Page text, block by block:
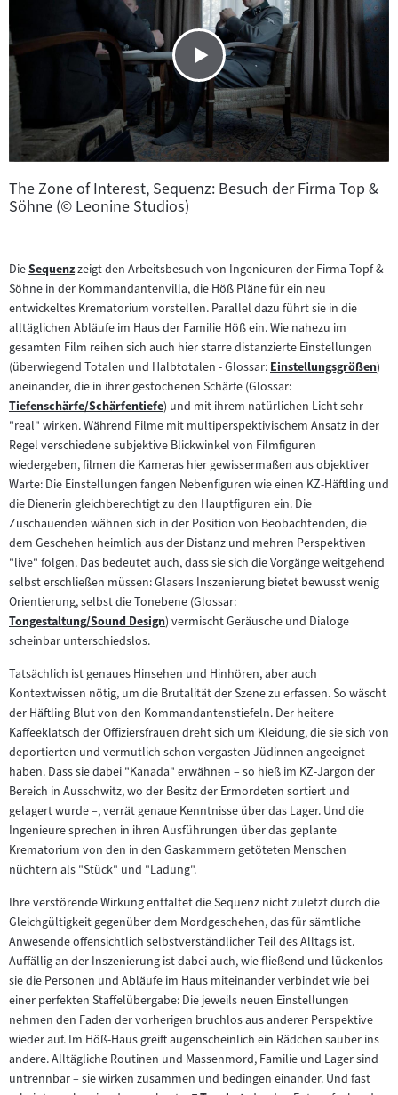
The Zone of Interest, Sequenz: Besuch der Firma Top &
Söhne (© Leonine Studios)
DieZum
Inhalt:
Sequenzzeigt den Arbeitsbesuch von Ingenieuren der Firma Topf &
Söhne in der Kommandantenvilla, die Höß Pläne für ein neu
entwickeltes Krematorium vorstellen. Parallel dazu führt sie in die
alltäglichen Abläufe im Haus der Familie Höß ein. Wie nahezu im
gesamten Film reihen sich auch hier starre distanzierte Einstellungen
(überwiegend Totalen und Halbtotalen - Glossar:Zum
Inhalt:
Einstellungsgrößen)
aneinander, die in ihrer gestochenen Schärfe (Glossar:
Zum
Inhalt:
Tiefenschärfe/Schärfentiefe) und mit ihrem natürlichen Licht sehr
"real" wirken. Während Filme mit multiperspektivischem Ansatz in der
Regel verschiedene subjektive Blickwinkel von Filmfiguren
wiedergeben, filmen die Kameras hier gewissermaßen aus objektiver
Warte: Die Einstellungen fangen Nebenfiguren wie einen KZ-Häftling und
die Dienerin gleichberechtigt zu den Hauptfiguren ein. Die
Zuschauenden wähnen sich in der Position von Beobachtenden, die
dem Geschehen heimlich aus der Distanz und mehren Perspektiven
"live" folgen. Das bedeutet auch, dass sie sich die Vorgänge weitgehend
selbst erschließen müssen: Glasers Inszenierung bietet bewusst wenig
Orientierung, selbst die Tonebene (Glossar:
Zum
Inhalt:
Tongestaltung/Sound Design) vermischt Geräusche und Dialoge
scheinbar unterschiedslos.
Tatsächlich ist genaues Hinsehen und Hinhören, aber auch
Kontextwissen nötig, um die Brutalität der Szene zu erfassen. So wäscht
der Häftling Blut von den Kommandantenstiefeln. Der heitere
Kaffeeklatsch der Offiziersfrauen dreht sich um Kleidung, die sie sich von
deportierten und vermutlich schon vergasten Jüdinnen angeeignet
haben. Dass sie dabei "Kanada" erwähnen – so hieß im KZ-Jargon der
Bereich in Ausschwitz, wo der Besitz der Ermordeten sortiert und
gelagert wurde –, verrät genaue Kenntnisse über das Lager. Und die
Ingenieure sprechen in ihren Ausführungen über das geplante
Krematorium von den in den Gaskammern getöteten Menschen
nüchtern als "Stück" und "Ladung".
Ihre verstörende Wirkung entfaltet die Sequenz nicht zuletzt durch die
Gleichgültigkeit gegenüber dem Mordgeschehen, das für sämtliche
Anwesende offensichtlich selbstverständlicher Teil des Alltags ist.
Auffällig an der Inszenierung ist dabei auch, wie fließend und lückenlos
sie die Personen und Abläufe im Haus miteinander verbindet wie bei
einer perfekten Staffelübergabe: Die jeweils neuen Einstellungen
nehmen den Faden der vorherigen bruchlos aus anderer Perspektive
wieder auf. Im Höß-Haus greift augenscheinlich ein Rädchen sauber ins
andere. Alltägliche Routinen und Massenmord, Familie und Lager sind
untrennbar – sie wirken zusammen und bedingen einander. Und fast